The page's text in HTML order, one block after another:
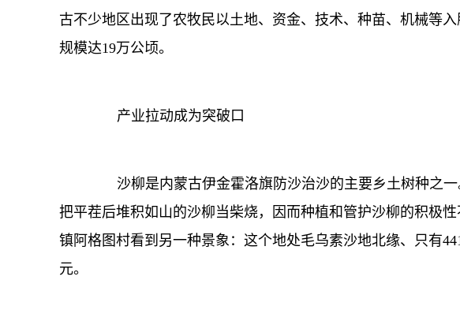
古不少地区出现了农牧民以土地、资金、技术、种苗、机械等
规模达19万公顷。
产业拉动成为突破口
沙柳是内蒙古伊金霍洛旗防沙治沙的主要乡土树种之一
把平茬后堆积如山的沙柳当柴烧，因而种植和管护沙柳的积极
镇阿格图村看到另一种景象：这个地处毛乌素沙地北缘、只有
元。